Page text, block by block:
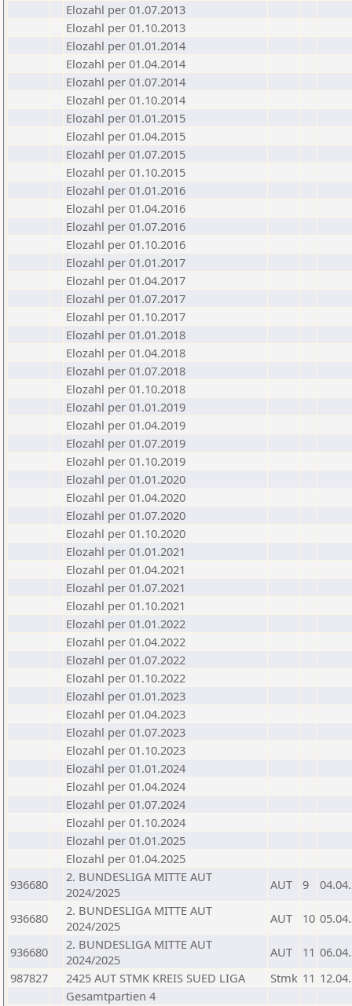
Elozahl per 01.07.2013
Elozahl per 01.10.2013
Elozahl per 01.01.2014
Elozahl per 01.04.2014
Elozahl per 01.07.2014
Elozahl per 01.10.2014
Elozahl per 01.01.2015
Elozahl per 01.04.2015
Elozahl per 01.07.2015
Elozahl per 01.10.2015
Elozahl per 01.01.2016
Elozahl per 01.04.2016
Elozahl per 01.07.2016
Elozahl per 01.10.2016
Elozahl per 01.01.2017
Elozahl per 01.04.2017
Elozahl per 01.07.2017
Elozahl per 01.10.2017
Elozahl per 01.01.2018
Elozahl per 01.04.2018
Elozahl per 01.07.2018
Elozahl per 01.10.2018
Elozahl per 01.01.2019
Elozahl per 01.04.2019
Elozahl per 01.07.2019
Elozahl per 01.10.2019
Elozahl per 01.01.2020
Elozahl per 01.04.2020
Elozahl per 01.07.2020
Elozahl per 01.10.2020
Elozahl per 01.01.2021
Elozahl per 01.04.2021
Elozahl per 01.07.2021
Elozahl per 01.10.2021
Elozahl per 01.01.2022
Elozahl per 01.04.2022
Elozahl per 01.07.2022
Elozahl per 01.10.2022
Elozahl per 01.01.2023
Elozahl per 01.04.2023
Elozahl per 01.07.2023
Elozahl per 01.10.2023
Elozahl per 01.01.2024
Elozahl per 01.04.2024
Elozahl per 01.07.2024
Elozahl per 01.10.2024
Elozahl per 01.01.2025
Elozahl per 01.04.2025
936680
2. BUNDESLIGA MITTE AUT
2024/2025
AUT 9
936680
2. BUNDESLIGA MITTE AUT
2024/2025
AUT 10
936680
2. BUNDESLIGA MITTE AUT
2024/2025
AUT 11
987827
2425 AUT STMK KREIS SUED LIGA Stmk 11
Gesamtpartien 4